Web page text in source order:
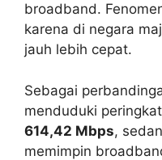
broadband.
karena di negara
jauh lebih cepat.
Sebagai
menduduki
614,42 Mbps,
memimpin